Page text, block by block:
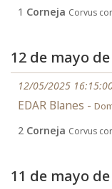
1 Corneja Corvus
12 de mayo
12/05/2025
EDAR Blanes -
2 Corneja Corvus
11 de mayo